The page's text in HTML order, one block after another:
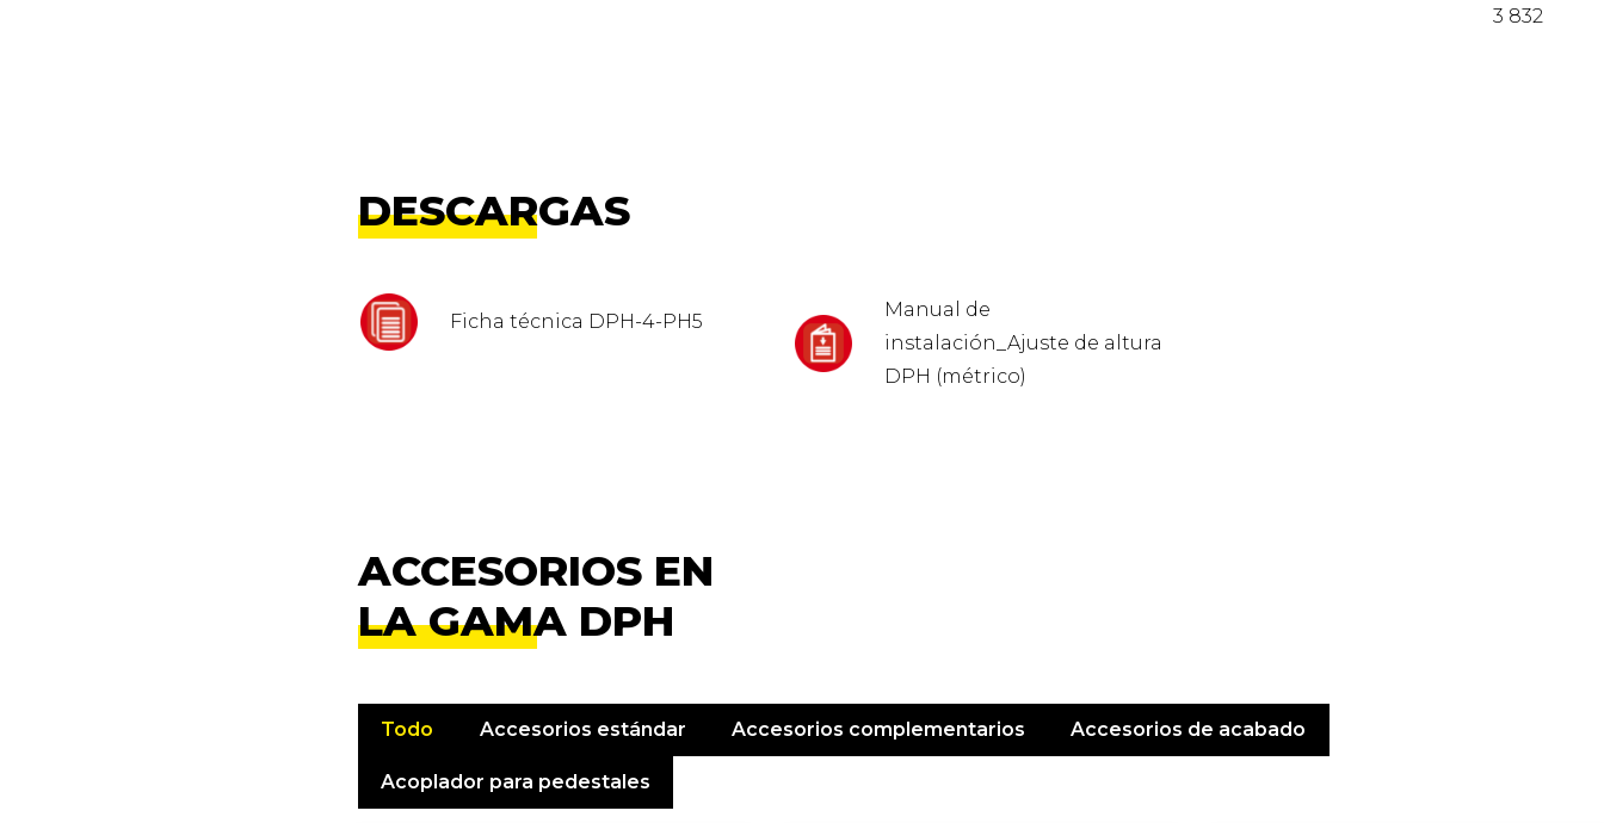
3 832
DESCARGAS
Ficha técnica DPH-4-PH5
Manual de
instalación_Ajuste de altura
DPH (métrico)
ACCESORIOS EN
LA GAMA DPH
Todo Accesorios estándar Accesorios complementarios Accesorios de acabado
Acoplador para pedestales